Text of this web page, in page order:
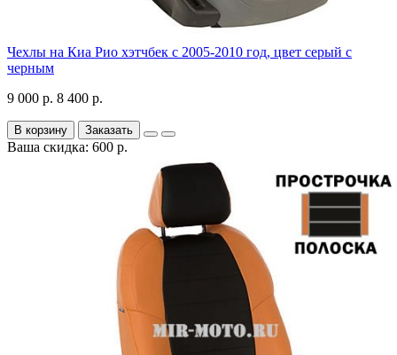
Чехлы на Киа Рио хэтчбек с 2005-2010 год, цвет серый с
черным
9 000 р. 8 400 р.
В корзину Заказать
Ваша скидка: 600 р.